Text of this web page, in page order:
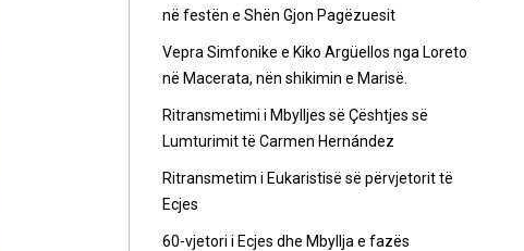
në festën e Shën Gjon Pagëzuesit
Vepra Simfonike e Kiko Argüellos nga Loreto
në Macerata, nën shikimin e Marisë.
Ritransmetimi i Mbylljes së Çështjes së
Lumturimit të Carmen Hernández
Ritransmetim i Eukaristisë së përvjetorit të
Ecjes
60-vjetori i Ecjes dhe Mbyllja e fazës